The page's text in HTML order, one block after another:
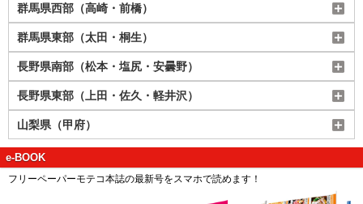
群馬県西部（高崎・前橋）
群馬県東部（太田・桐生）
長野県南部（松本・塩尻・安曇野）
長野県東部（上田・佐久・軽井沢）
山梨県（甲府）
e-BOOK
フリーペーパーモテコ本誌の最新号をスマホで読めます！